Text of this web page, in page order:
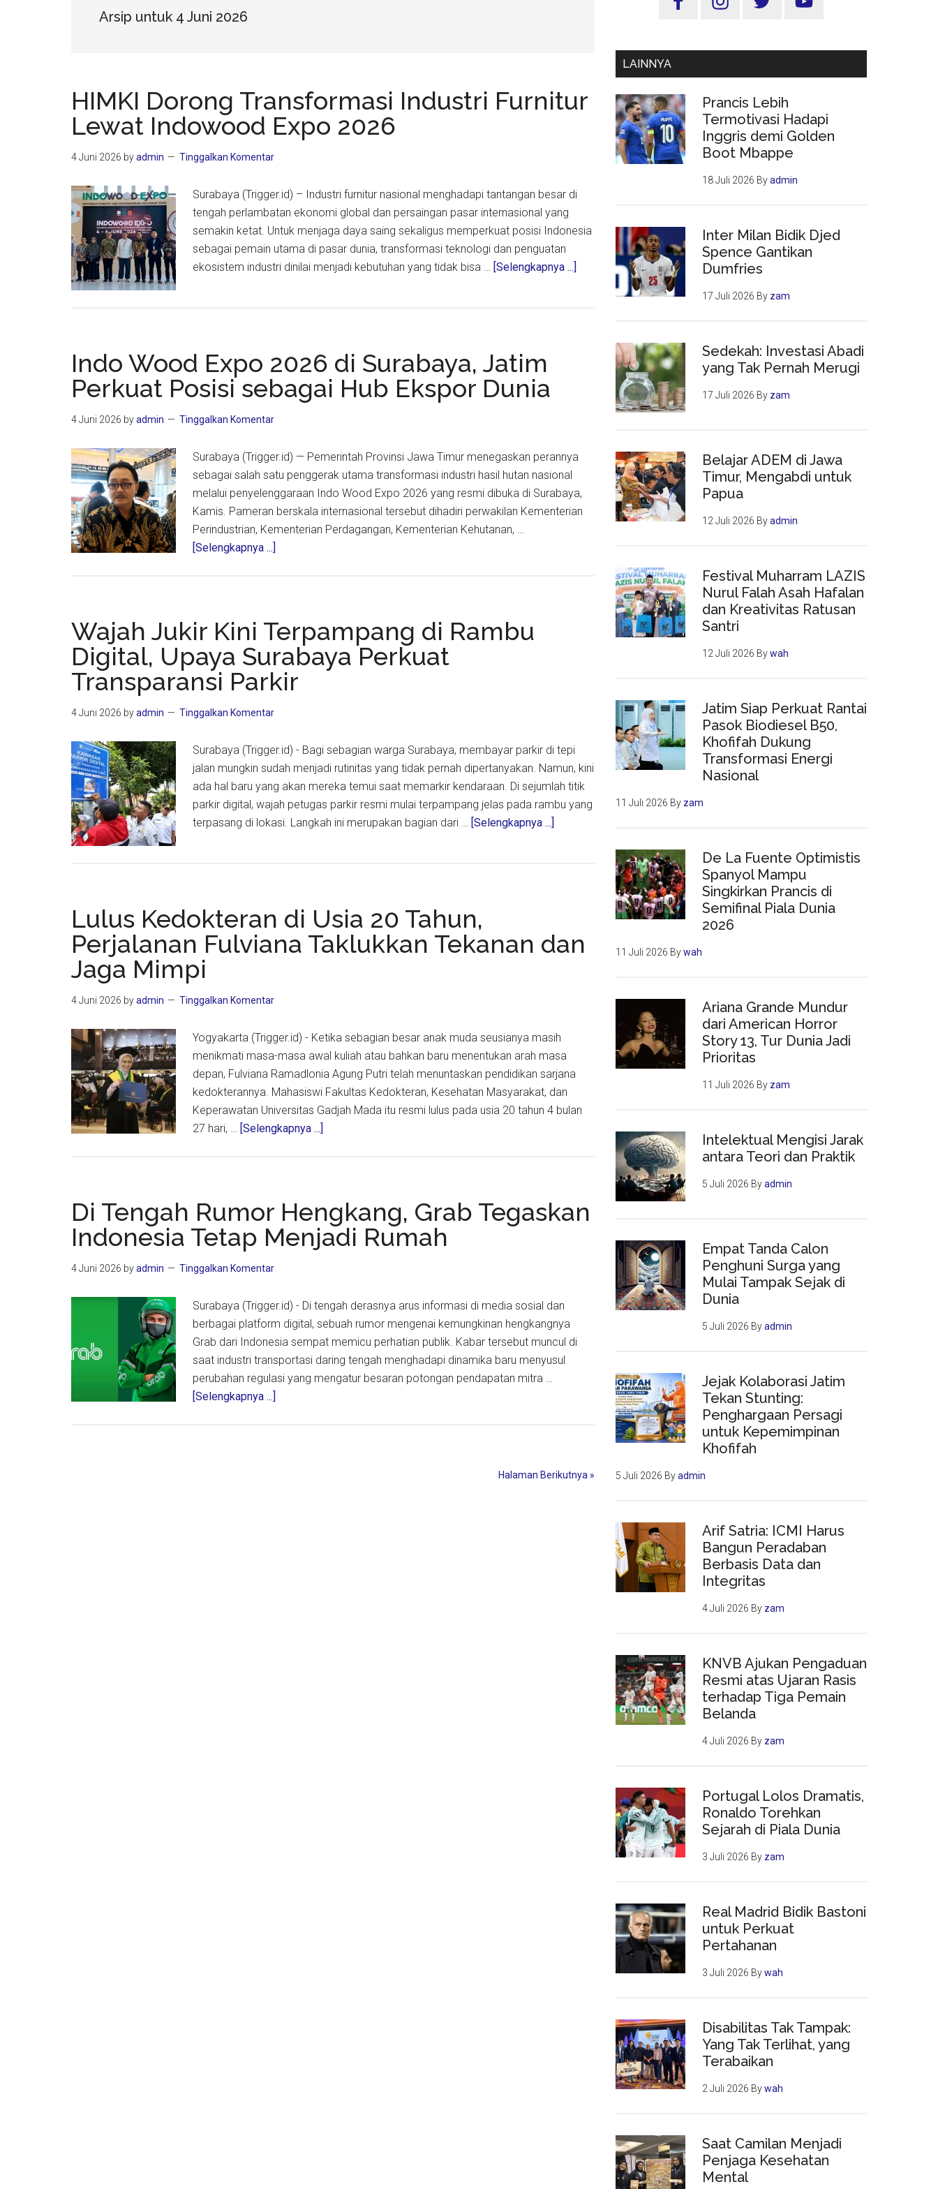
Arsip untuk 4 Juni 2026
HIMKI Dorong Transformasi Industri Furnitur
Lewat Indowood Expo 2026
4 Juni 2026 byadmin Tinggalkan Komentar
Surabaya (Trigger.id) – Industri furnitur nasional menghadapi tantangan besar di
tengah perlambatan ekonomi global dan persaingan pasar internasional yang
semakin ketat. Untuk menjaga daya saing sekaligus memperkuat posisi Indonesia
sebagai pemain utama di pasar dunia, transformasi teknologi dan penguatan
ekosistem industri dinilai menjadi kebutuhan yang tidak bisa … [Selengkapnya ...]
Indowood
Indo Wood Expo 2026 di Surabaya, Jatim
Perkuat Posisi sebagai Hub Ekspor Dunia
4 Juni 2026 byadmin Tinggalkan Komentar
Surabaya (Trigger.id) — Pemerintah Provinsi Jawa Timur menegaskan perannya
sebagai salah satu penggerak utama transformasi industri hasil hutan nasional
melalui penyelenggaraan Indo Wood Expo 2026 yang resmi dibuka di Surabaya,
Kamis. Pameran berskala internasional tersebut dihadiri perwakilan Kementerian
Perindustrian, Kementerian Perdagangan, Kementerian Kehutanan, …
[Selengkapnya ...]
2026
di
Surabaya,
Jatim
Perkuat
Hub
Ekspor
Dunia
Wajah Jukir Kini Terpampang di Rambu
Digital, Upaya Surabaya Perkuat
Transparansi Parkir
4 Juni 2026 byadmin Tinggalkan Komentar
Surabaya (Trigger.id) - Bagi sebagian warga Surabaya, membayar parkir di tepi
jalan mungkin sudah menjadi rutinitas yang tidak pernah dipertanyakan. Namun, kini
ada hal baru yang akan mereka temui saat memarkir kendaraan. Di sejumlah titik
parkir digital, wajah petugas parkir resmi mulai terpampang jelas pada rambu yang
terpasang di lokasi. Langkah ini merupakan bagian dari … [Selengkapnya ...]
Digital,
Parkir
Lulus Kedokteran di Usia 20 Tahun,
Perjalanan Fulviana Taklukkan Tekanan dan
Jaga Mimpi
4 Juni 2026 byadmin Tinggalkan Komentar
Yogyakarta (Trigger.id) - Ketika sebagian besar anak muda seusianya masih
menikmati masa-masa awal kuliah atau bahkan baru menentukan arah masa
depan, Fulviana Ramadlonia Agung Putri telah menuntaskan pendidikan sarjana
kedokterannya. Mahasiswi Fakultas Kedokteran, Kesehatan Masyarakat, dan
Keperawatan Universitas Gadjah Mada itu resmi lulus pada usia 20 tahun 4 bulan
27 hari, … [Selengkapnya ...]
20
Tahun,
Tekanan
dan
Jaga
Mimpi
Di Tengah Rumor Hengkang, Grab Tegaskan
Indonesia Tetap Menjadi Rumah
4 Juni 2026 byadmin Tinggalkan Komentar
Surabaya (Trigger.id) - Di tengah derasnya arus informasi di media sosial dan
berbagai platform digital, sebuah rumor mengenai kemungkinan hengkangnya
Grab dari Indonesia sempat memicu perhatian publik. Kabar tersebut muncul di
saat industri transportasi daring tengah menghadapi dinamika baru menyusul
perubahan regulasi yang mengatur besaran potongan pendapatan mitra …
[Selengkapnya ...]
Halaman Berikutnya »
Utama
LAINNYA
Prancis Lebih
Termotivasi Hadapi
Inggris demi Golden
Boot Mbappe
18 Juli 2026 Byadmin
Inter Milan Bidik Djed
Spence Gantikan
Dumfries
17 Juli 2026 By zam
Sedekah: Investasi Abadi
yang Tak Pernah Merugi
17 Juli 2026 By zam
Belajar ADEM di Jawa
Timur, Mengabdi untuk
Papua
12 Juli 2026 Byadmin
Festival Muharram LAZIS
Nurul Falah Asah Hafalan
dan Kreativitas Ratusan
Santri
12 Juli 2026 Bywah
Jatim Siap Perkuat Rantai
Pasok Biodiesel B50,
Khofifah Dukung
Transformasi Energi
Nasional
11 Juli 2026 By zam
De La Fuente Optimistis
Spanyol Mampu
Singkirkan Prancis di
Semifinal Piala Dunia
2026
11 Juli 2026 Bywah
Ariana Grande Mundur
dari American Horror
Story 13, Tur Dunia Jadi
Prioritas
11 Juli 2026 By zam
Intelektual Mengisi Jarak
antara Teori dan Praktik
5 Juli 2026 Byadmin
Empat Tanda Calon
Penghuni Surga yang
Mulai Tampak Sejak di
Dunia
5 Juli 2026 Byadmin
Jejak Kolaborasi Jatim
Tekan Stunting:
Penghargaan Persagi
untuk Kepemimpinan
Khofifah
5 Juli 2026 Byadmin
Arif Satria: ICMI Harus
Bangun Peradaban
Berbasis Data dan
Integritas
4 Juli 2026 By zam
KNVB Ajukan Pengaduan
Resmi atas Ujaran Rasis
terhadap Tiga Pemain
Belanda
4 Juli 2026 By zam
Portugal Lolos Dramatis,
Ronaldo Torehkan
Sejarah di Piala Dunia
3 Juli 2026 By zam
Real Madrid Bidik Bastoni
untuk Perkuat
Pertahanan
3 Juli 2026 Bywah
Disabilitas Tak Tampak:
Yang Tak Terlihat, yang
Terabaikan
2 Juli 2026 Bywah
Saat Camilan Menjadi
Penjaga Kesehatan
Mental